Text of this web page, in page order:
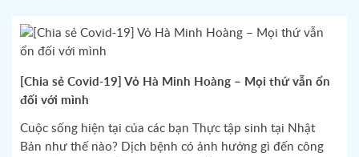
[Chia sẻ Covid-19] Vỏ Hà Minh Hoàng – Mọi thứ vẫn ổn
đối với mình
Cuộc sống hiện tại của các bạn Thực tập sinh tại Nhật
Bản như thế nào? Dịch bệnh có ảnh hưởng gì đến công